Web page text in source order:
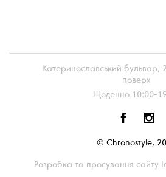
Катеринославський бульвар,
поверх
Щоденно 10:00-
© Chronostyle,
Розробка та просування сайту